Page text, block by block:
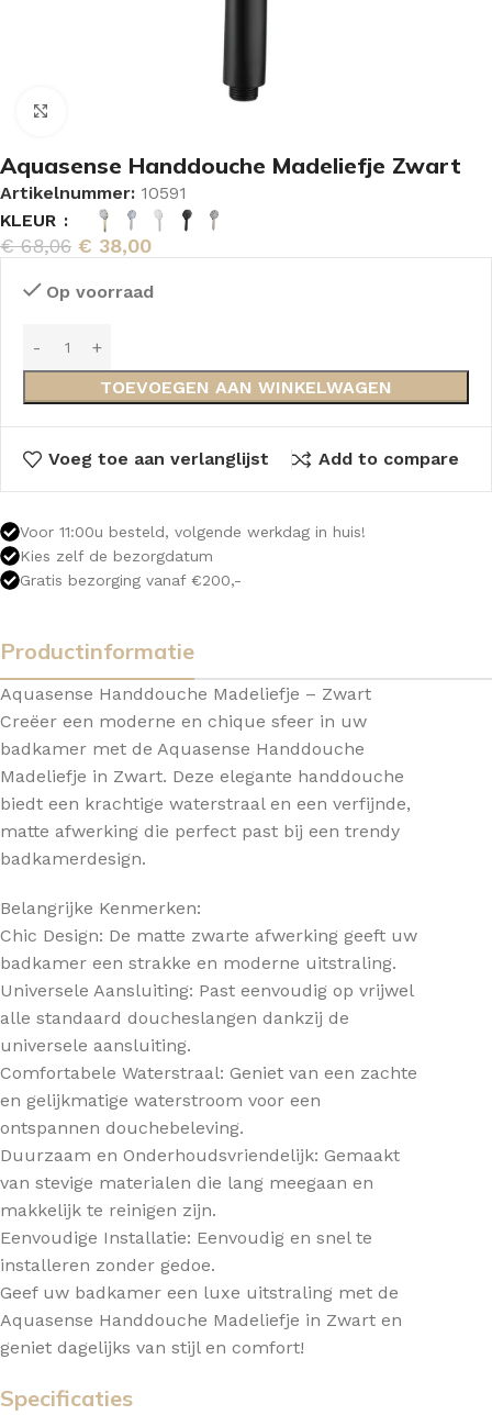
Aquasense Handdouche Madeliefje Zwart
Artikelnummer: 10591
KLEUR
€68,06 € 38,00
Op voorraad
TOEVOEGEN AAN WINKELWAGEN
Voeg toe aan verlanglijst Add to compare
Voor 11:00u besteld, volgende werkdag in huis!
Kies zelf de bezorgdatum
Gratis bezorging vanaf €200,-
Productinformatie
Aquasense Handdouche Madeliefje – Zwart
Creëer een moderne en chique sfeer in uw
badkamer met de Aquasense Handdouche
Madeliefje in Zwart. Deze elegante handdouche
biedt een krachtige waterstraal en een verfijnde,
matte afwerking die perfect past bij een trendy
badkamerdesign.
Belangrijke Kenmerken:
Chic Design: De matte zwarte afwerking geeft uw
badkamer een strakke en moderne uitstraling.
Universele Aansluiting: Past eenvoudig op vrijwel
alle standaard doucheslangen dankzij de
universele aansluiting.
Comfortabele Waterstraal: Geniet van een zachte
en gelijkmatige waterstroom voor een
ontspannen douchebeleving.
Duurzaam en Onderhoudsvriendelijk: Gemaakt
van stevige materialen die lang meegaan en
makkelijk te reinigen zijn.
Eenvoudige Installatie: Eenvoudig en snel te
installeren zonder gedoe.
Geef uw badkamer een luxe uitstraling met de
Aquasense Handdouche Madeliefje in Zwart en
geniet dagelijks van stijl en comfort!
Specificaties